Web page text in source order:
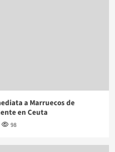
a Marruecos de
en Ceuta
98